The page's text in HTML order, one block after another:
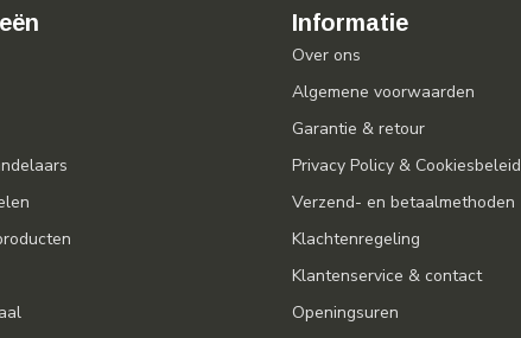
Informatie
Over ons
Algemene voorwaarden
Garantie & retour
Privacy Policy & Cookiesbeleid
Verzend- en betaalmethoden
Klachtenregeling
Klantenservice & contact
Openingsuren